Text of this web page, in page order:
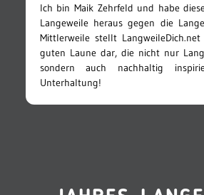
Ich bin Maik Zehrfeld und habe
Langeweile heraus gegen die
Mittlerweile stellt
guten Laune dar, die nicht nur
sondern auch nachhaltig
Unterhaltung!